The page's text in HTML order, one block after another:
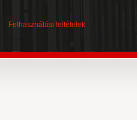
Felhasználási feltételek